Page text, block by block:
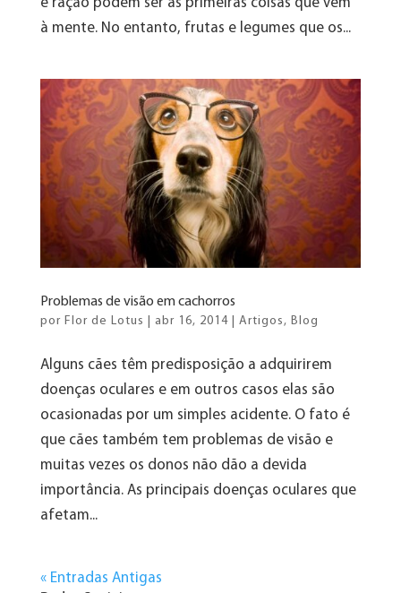
e ração podem ser as primeiras coisas que vêm
à mente. No entanto, frutas e legumes que os...
Problemas de visão em cachorros
por Flor de Lotus abr 16, 2014| Artigos, Blog
Alguns cães têm predisposição a adquirirem
doenças oculares e em outros casos elas são
ocasionadas por um simples acidente. O fato é
que cães também tem problemas de visão e
muitas vezes os donos não dão a devida
importância. As principais doenças oculares que
afetam...
« Entradas Antigas